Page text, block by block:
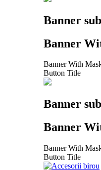
Banner
Banner
Banner With
Button Title
Banner
Banner
Banner With
Button Title